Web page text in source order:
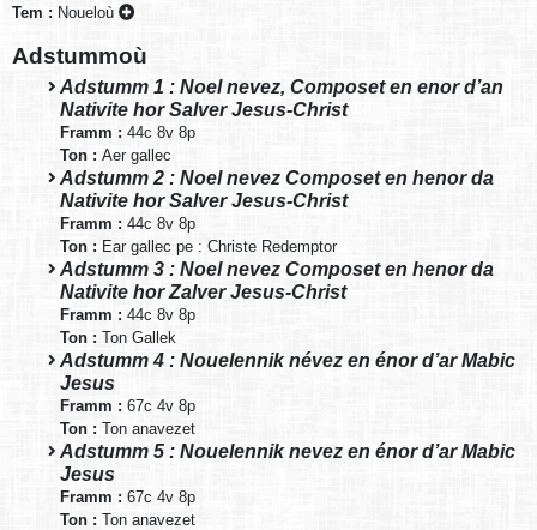
Tem : Noueloù
Adstummoù
Adstumm 1 : Noel nevez, Composet en enor d’an
Nativite hor Salver Jesus-Christ
Framm : 44c 8v 8p
Ton : Aer gallec
Adstumm 2 : Noel nevez Composet en henor da
Nativite hor Salver Jesus-Christ
Framm : 44c 8v 8p
Ton : Ear gallec pe : Christe Redemptor
Adstumm 3 : Noel nevez Composet en henor da
Nativite hor Zalver Jesus-Christ
Framm : 44c 8v 8p
Ton : Ton Gallek
Adstumm 4 : Nouelennik névez en énor d’ar Mabic
Jesus
Framm : 67c 4v 8p
Ton : Ton anavezet
Adstumm 5 : Nouelennik nevez en énor d’ar Mabic
Jesus
Framm : 67c 4v 8p
Ton : Ton anavezet